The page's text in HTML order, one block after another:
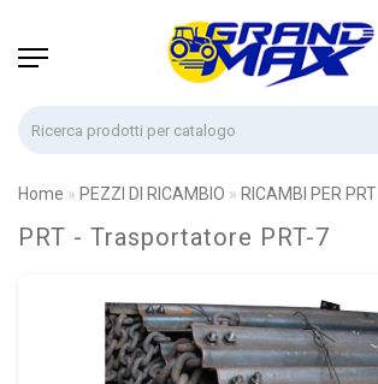
Home PEZZI DI RICAMBIO RICAMBI PER PRT
PRT - Trasportatore PRT-7